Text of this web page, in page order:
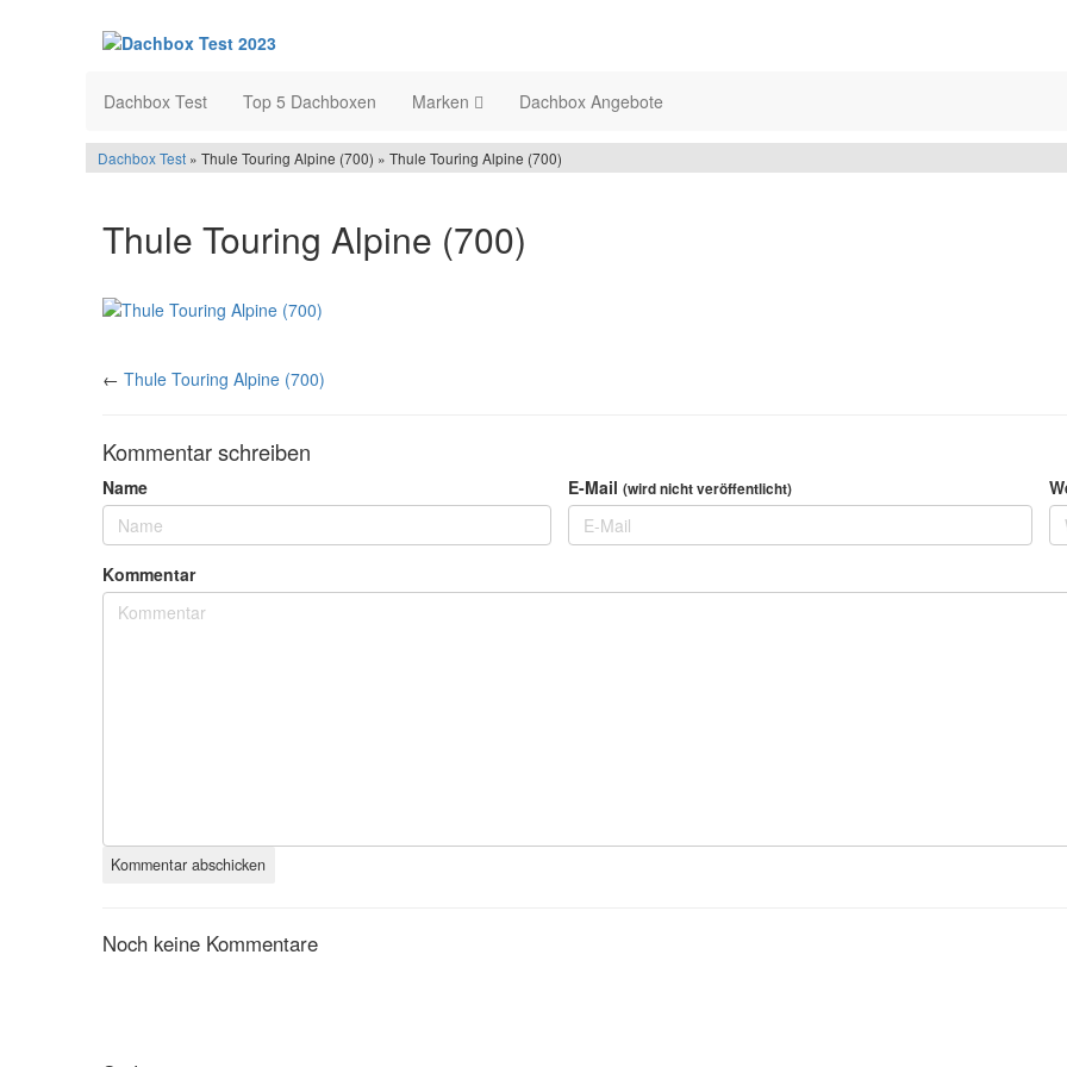
Dachbox Test Top 5 Dachboxen Marken Dachbox Angebote
Dachbox Test » Thule Touring Alpine (700) » Thule Touring Alpine (700)
Thule Touring Alpine (700)
← Thule Touring Alpine (700)
Kommentar schreiben
Name E-Mail (wird nicht veröffentlicht)
Kommentar
Noch keine Kommentare